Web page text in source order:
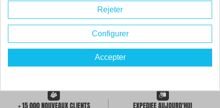
LIVRAISON GRATUITE + de 3000 REFERENCES
+ 15 000 NOUVEAUX CLIENTS EXPEDIEE AUJOURD'HUI
Rejeter
Configurer
Accepter